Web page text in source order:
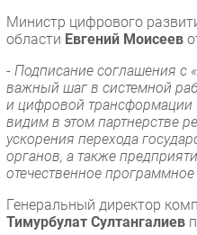
Министр цифрового
области Евгений Моисеев
- Подписание соглашения с
важный шаг в системной
и цифровой
видим в этом партнерстве
ускорения перехода
органов, а также
отечественное
Генеральный директор
Тимурбулат Султангалиев